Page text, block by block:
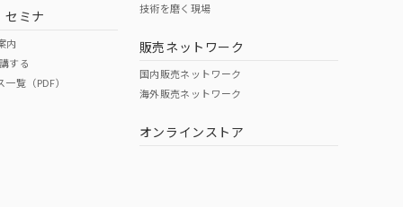
O O
ページへ
ください
セミナ
内
する
覧（PDF）
技術を磨く現場
販売ネットワーク
国内販売ネットワーク
海外販売ネットワーク
オンラインストア